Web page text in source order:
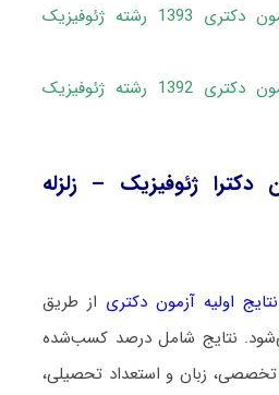
دانلود سؤالات آزمون دکتری 1393 رشته ژئوفیزیک
دانلود سؤالات آزمون دکتری 1392 رشته ژئوفیزیک
دکترا ژئوفیزیک – زلزله
نتایج اولیه آزمون دکتری از طریق
نتایج شامل درصد کسب‌شده
زبان و استعداد تحصیلی،